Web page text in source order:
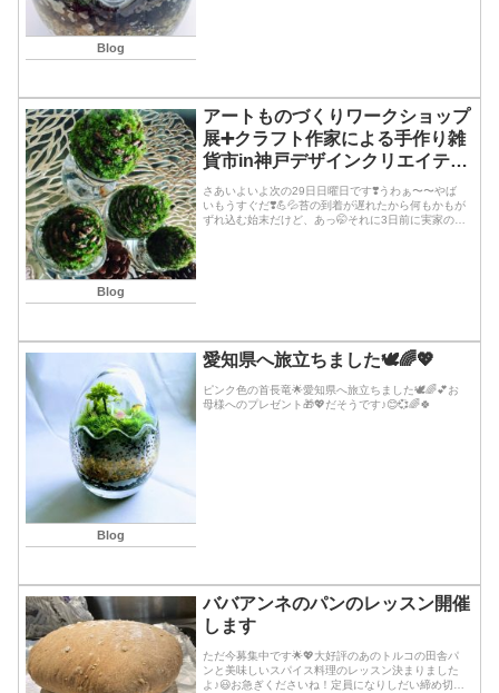
Blog
Blog
アートものづくりワークショップ
展➕クラフト作家による手作り雑
貨市in神戸デザインクリエイティ
ブセンターKIITOホール10:30〜
18:30
さあいよいよ次の29日日曜日です❣️うわぁ〜〜やば
いもうすぐだ❣️💪💦苔の到着が遅れたから何もかもが
ずれ込む始末だけど、あっ🤭それに3日前に実家の母
Blog
愛知県へ旅立ちました🕊🌈💖
ピンク色の首長竜🌟愛知県へ旅立ちました🕊🌈💕お
母様へのプレゼント🎁💖だそうです♪😊💞🌈🍀
ババアンネのパンのレッスン開催
します
ただ今募集中です🌟💖大好評のあのトルコの田舎パ
ンと美味しいスパイス料理のレッスン決まりました
よ♪😃お急ぎくださいね！定員になりしだい締め切り